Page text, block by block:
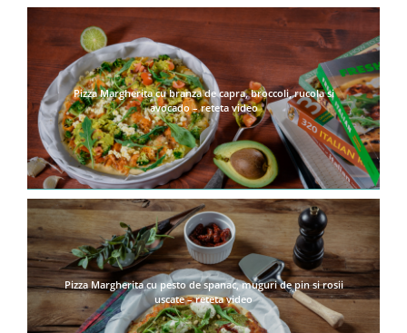
Pizza Margherita cu branza de capra, broccoli, rucola si
avocado – reteta video
Pizza Margherita cu pesto de spanac, muguri de pin si rosii
uscate – reteta video